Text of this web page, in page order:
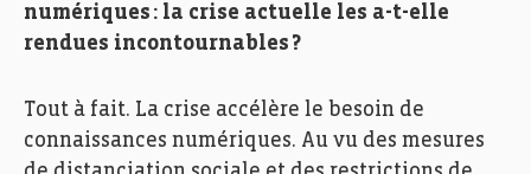
numériques : la crise actuelle les a-t-elle
rendues incontournables ?
Tout à fait. La crise accélère le besoin de
connaissances numériques. Au vu des mesures